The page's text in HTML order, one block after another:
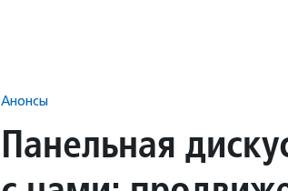
Анонсы
Панельная